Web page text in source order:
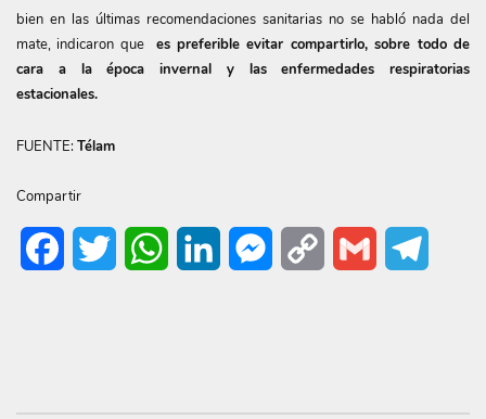
bien en las últimas recomendaciones sanitarias no se habló nada del
mate, indicaron que es preferible evitar compartirlo, sobre todo de
cara a la época invernal y las enfermedades respiratorias
estacionales.
FUENTE: Télam
Compartir
FacebookTwitter WhatsAppLinkedIn Messenger
Copy
Gmail